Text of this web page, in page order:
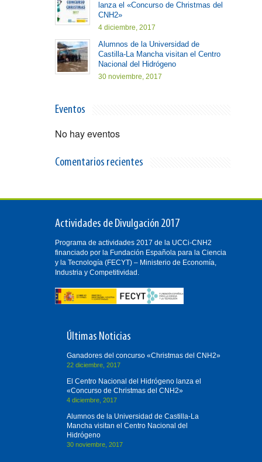
lanza el «Concurso de Christmas del
CNH2»
4 diciembre, 2017
Alumnos de la Universidad de
Castilla-La Mancha visitan el Centro
Nacional del Hidrógeno
30 noviembre, 2017
Eventos
No hay eventos
Comentarios recientes
Actividades de Divulgación 2017
Programa de actividades 2017 de la UCCi-CNH2
financiado por la Fundación Española para la Ciencia
y la Tecnología (FECYT) – Ministerio de Economía,
Industria y Competitividad.
Últimas Noticias
Ganadores del concurso «Christmas del CNH2»
22 diciembre, 2017
El Centro Nacional del Hidrógeno lanza el
«Concurso de Christmas del CNH2»
4 diciembre, 2017
Alumnos de la Universidad de Castilla-La
Mancha visitan el Centro Nacional del
Hidrógeno
30 noviembre, 2017